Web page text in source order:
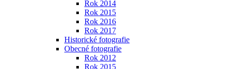
Rok 2014
Rok 2015
Rok 2016
Rok 2017
Historické fotografie
Obecné fotografie
Rok 2012
Rok 2015